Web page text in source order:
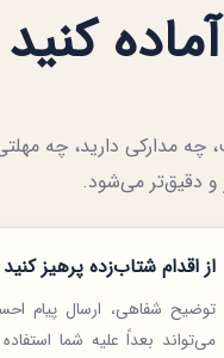
کنید
مدارکی دارید، چه
و دقیق‌تر می‌شود.
از اقدام شتاب‌زده پرهیز کنید
توضیح شفاهی، ارسال پیام
می‌تواند بعداً علیه شما